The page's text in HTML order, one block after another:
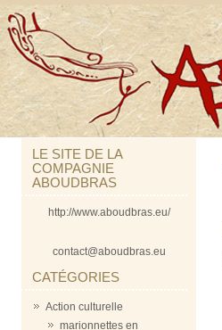
LE SITE DE LA
COMPAGNIE
ABOUDBRAS
http://www.aboudbras.eu/
contact@aboudbras.eu
CATÉGORIES
Action culturelle
marionnettes en